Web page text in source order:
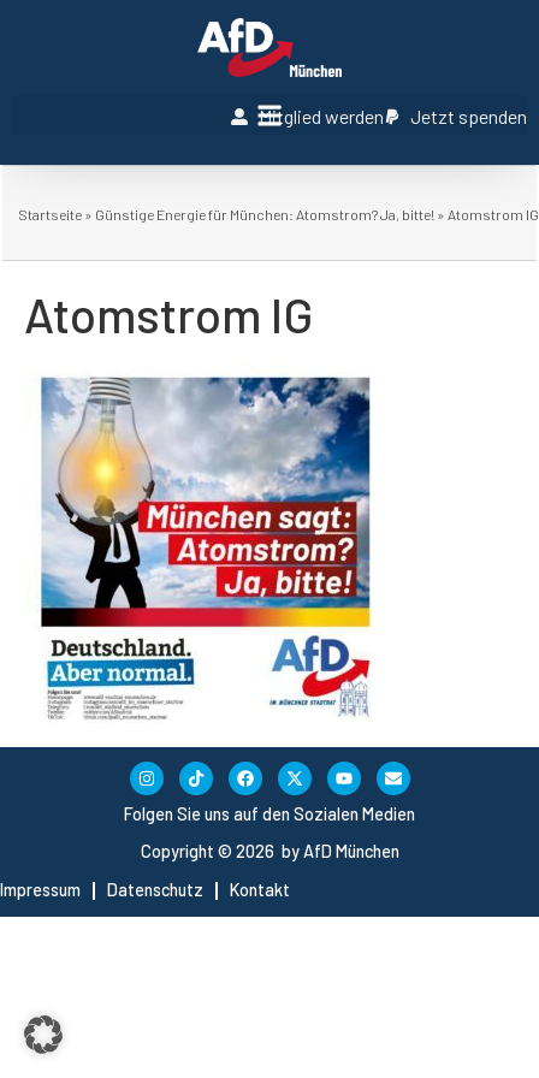
Mitglied werden Jetzt spenden
Startseite » Günstige Energie für München: Atomstrom? Ja, bitte! » Atomstrom IG
Atomstrom IG
Copyright © 2026 by AfD München
Impressum
Datenschutz Kontakt
Folgen Sie uns auf den Sozialen Medien